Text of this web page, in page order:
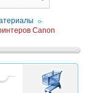
/
Canon
В
КОРЗИНУ